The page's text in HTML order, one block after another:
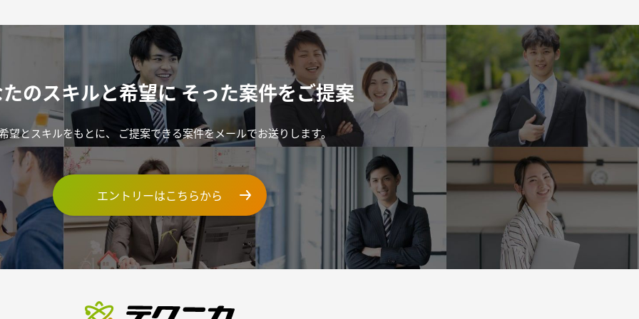
のスキルと希望にそった案件をご提案
望とスキルをもとに、 ご提案できる案件をメールでお送りします。
エントリーはこちらから